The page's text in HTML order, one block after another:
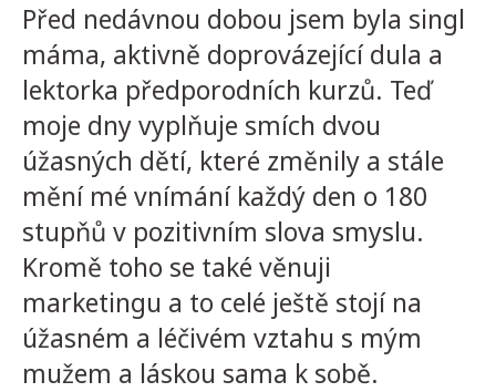
Před nedávnou dobou jsem byla singl
máma, aktivně doprovázející dula a
lektorka předporodních kurzů. Teď
moje dny vyplňuje smích dvou
úžasných dětí, které změnily a stále
mění mé vnímání každý den o 180
stupňů v pozitivním slova smyslu.
Kromě toho se také věnuji
marketingu a to celé ještě stojí na
úžasném a léčivém vztahu s mým
mužem a láskou sama k sobě.